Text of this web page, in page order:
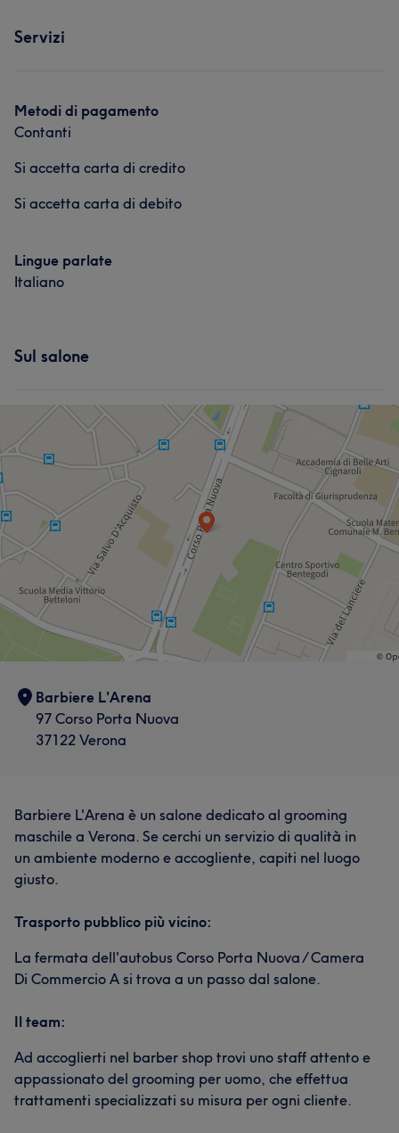
Servizi
Metodi di pagamento
Contanti
Si accetta carta di credito
Si accetta carta di debito
Lingue parlate
Italiano
Sul salone
Barbiere L'Arena
97 Corso Porta Nuova
37122 Verona
Barbiere L'Arena è un salone dedicato al grooming
maschile a Verona. Se cerchi un servizio di qualità in
un ambiente moderno e accogliente, capiti nel luogo
giusto.
Trasporto pubblico più vicino:
La fermata dell'autobus Corso Porta Nuova / Camera
Di Commercio A si trova a un passo dal salone.
Il team:
Ad accoglierti nel barber shop trovi uno staff attento e
appassionato del grooming per uomo, che effettua
trattamenti specializzati su misura per ogni cliente.